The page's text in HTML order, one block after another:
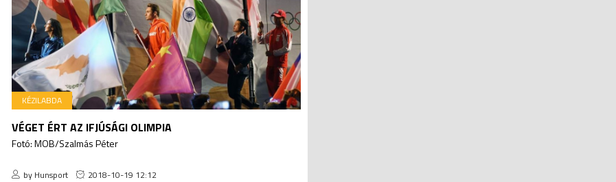
KÉZILABDA
VÉGET ÉRT AZ IFJÚSÁGI OLIMPIA
Fotó: MOB/Szalmás Péter
by Hunsport 2018-10-19 12:12